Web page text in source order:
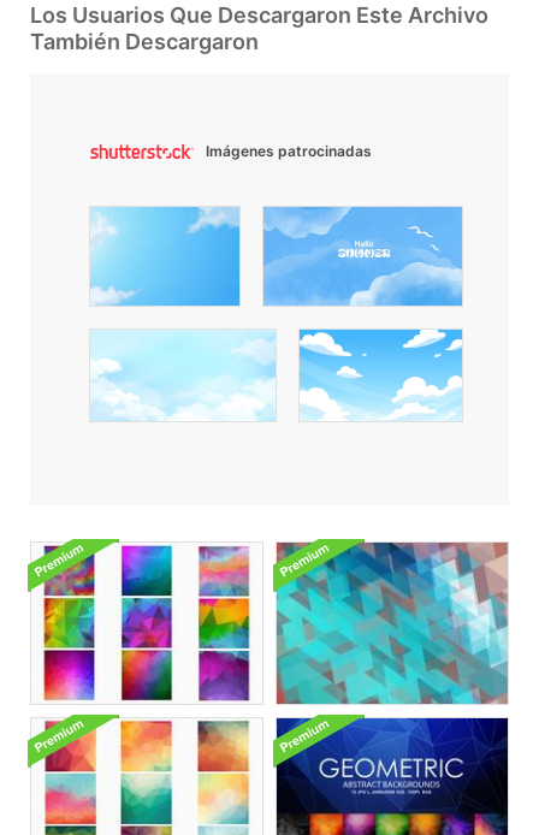
Los Usuarios Que Descargaron Este Archivo
También Descargaron
Imágenes patrocinadas